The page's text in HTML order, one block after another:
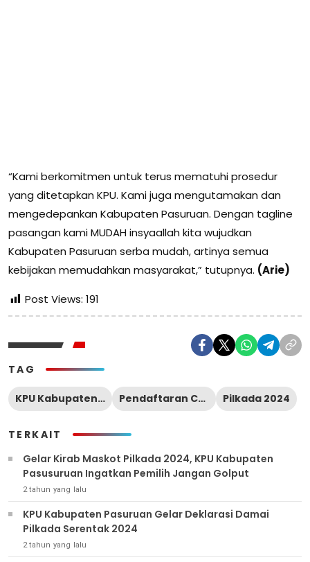
“Kami berkomitmen untuk terus mematuhi prosedur
yang ditetapkan KPU. Kami juga mengutamakan dan
mengedepankan Kabupaten Pasuruan. Dengan tagline
pasangan kami MUDAH insyaallah kita wujudkan
Kabupaten Pasuruan serba mudah, artinya semua
kebijakan memudahkan masyarakat,” tutupnya. (Arie)
Post Views: 191
TAG
KPU Kabupaten Pasuruan Pendaftaran Calon Bupati Pilkada 2024
TERKAIT
Gelar Kirab Maskot Pilkada 2024, KPU Kabupaten
Pasusuruan Ingatkan Pemilih Jangan Golput
2 tahun yang lalu
KPU Kabupaten Pasuruan Gelar Deklarasi Damai
Pilkada Serentak 2024
2 tahun yang lalu